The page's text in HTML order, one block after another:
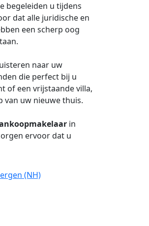
begeleiden u tijdens
dat alle juridische en
een scherp oog
naar uw
die perfect bij u
of een vrijstaande villa,
van uw nieuwe thuis.
in
ervoor dat u
(NH)